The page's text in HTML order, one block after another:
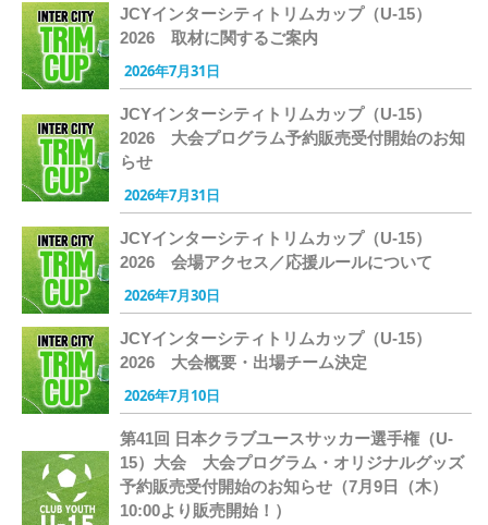
JCYインターシティトリムカップ（U-15）
2026 取材に関するご案内
2026年7月31日
JCYインターシティトリムカップ（U-15）
2026 大会プログラム予約販売受付開始のお知
らせ
2026年7月31日
JCYインターシティトリムカップ（U-15）
2026 会場アクセス／応援ルールについて
2026年7月30日
JCYインターシティトリムカップ（U-15）
2026 大会概要・出場チーム決定
2026年7月10日
第41回 日本クラブユースサッカー選手権（U-
15）大会 大会プログラム・オリジナルグッズ
予約販売受付開始のお知らせ（7月9日（木）
10:00より販売開始！）